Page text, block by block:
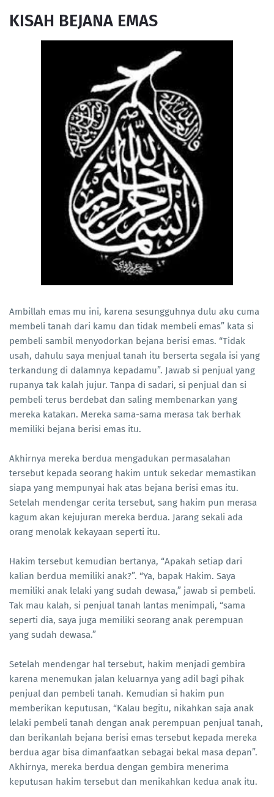
KISAH BEJANA EMAS
Ambillah emas mu ini, karena sesungguhnya dulu aku cuma
membeli tanah dari kamu dan tidak membeli emas” kata si
pembeli sambil menyodorkan bejana berisi emas. “Tidak
usah, dahulu saya menjual tanah itu berserta segala isi yang
terkandung di dalamnya kepadamu”. Jawab si penjual yang
rupanya tak kalah jujur. Tanpa di sadari, si penjual dan si
pembeli terus berdebat dan saling membenarkan yang
mereka katakan. Mereka sama-sama merasa tak berhak
memiliki bejana berisi emas itu.
Akhirnya mereka berdua mengadukan permasalahan
tersebut kepada seorang hakim untuk sekedar memastikan
siapa yang mempunyai hak atas bejana berisi emas itu.
Setelah mendengar cerita tersebut, sang hakim pun merasa
kagum akan kejujuran mereka berdua. Jarang sekali ada
orang menolak kekayaan seperti itu.
Hakim tersebut kemudian bertanya, “Apakah setiap dari
kalian berdua memiliki anak?”. “Ya, bapak Hakim. Saya
memiliki anak lelaki yang sudah dewasa,” jawab si pembeli.
Tak mau kalah, si penjual tanah lantas menimpali, “sama
seperti dia, saya juga memiliki seorang anak perempuan
yang sudah dewasa.”
Setelah mendengar hal tersebut, hakim menjadi gembira
karena menemukan jalan keluarnya yang adil bagi pihak
penjual dan pembeli tanah. Kemudian si hakim pun
memberikan keputusan, “Kalau begitu, nikahkan saja anak
lelaki pembeli tanah dengan anak perempuan penjual tanah,
dan berikanlah bejana berisi emas tersebut kepada mereka
berdua agar bisa dimanfaatkan sebagai bekal masa depan”.
Akhirnya, mereka berdua dengan gembira menerima
keputusan hakim tersebut dan menikahkan kedua anak itu.